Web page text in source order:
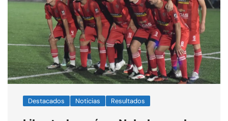
Destacados Noticias Resultados